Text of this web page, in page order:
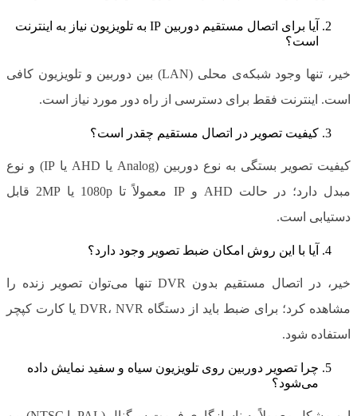
آیا برای اتصال مستقیم دوربین IP به تلویزیون نیاز به اینترنت
است؟
خیر، تنها وجود شبکه‌ی محلی (LAN) بین دوربین و تلویزیون کافی
است. اینترنت فقط برای دسترسی از راه دور مورد نیاز است.
کیفیت تصویر در اتصال مستقیم چقدر است؟
کیفیت تصویر بستگی به نوع دوربین (Analog یا AHD یا IP) و نوع
مبدل دارد؛ در حالت AHD و IP معمولاً تا 1080p یا 2MP قابل
دستیابی است.
آیا با این روش امکان ضبط تصویر وجود دارد؟
خیر، در اتصال مستقیم بدون DVR تنها می‌توان تصویر زنده را
مشاهده کرد؛ برای ضبط باید از دستگاه DVR، NVR یا کارت کپچر
استفاده شود.
چرا تصویر دوربین روی تلویزیون سیاه و سفید نمایش داده
می‌شود؟